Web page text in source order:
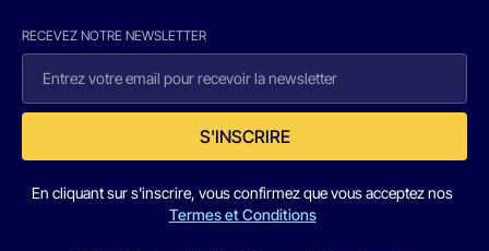
RECEVEZ NOTRE NEWSLETTER
S'INSCRIRE
En cliquant sur s'inscrire, vous confirmez que vous acceptez nos
Termes et Conditions